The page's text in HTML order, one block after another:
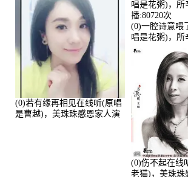
(0)若有缘再相见在线听(原唱
是曹越)，美珠珠感恩家人演
(0)一腔诗意喂
唱是花粥)，所
播:80720次
(0)伤不起在线
老猫)，美珠珠